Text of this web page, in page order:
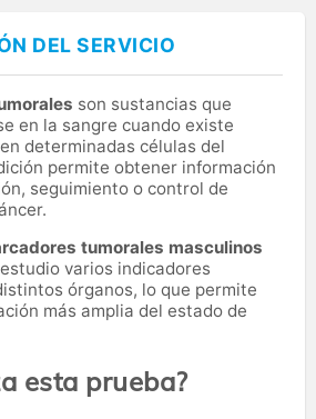
DEL SERVICIO
son sustancias que
en la sangre cuando existe
determinadas células del
permite obtener información
seguimiento o control de
tumorales masculinos
varios indicadores
órganos, lo que permite
más amplia del estado de
esta prueba?